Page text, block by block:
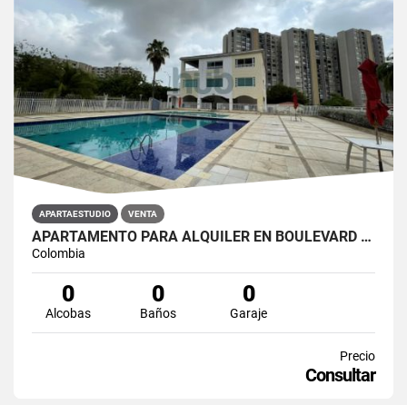
APARTAESTUDIO VENTA
APARTAMENTO PARA ALQUILER EN BOULEVARD DE BUENAVISTA
Colombia
0
Alcobas
0
Baños
0
Garaje
Precio
Consultar